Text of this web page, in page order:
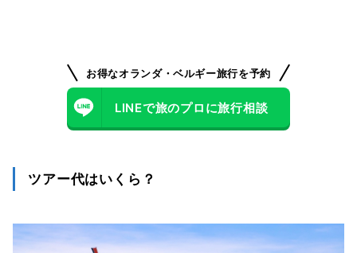
お得なオランダ・ベルギー旅行を予約
LINEで旅のプロに旅行相談
ツアー代はいくら？